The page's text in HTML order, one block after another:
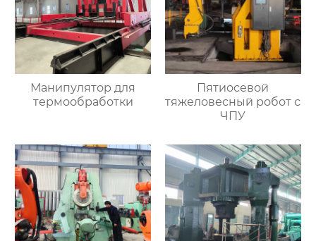
Манипулятор для
термообработки
Пятиосевой
тяжеловесный робот с
ЧПУ